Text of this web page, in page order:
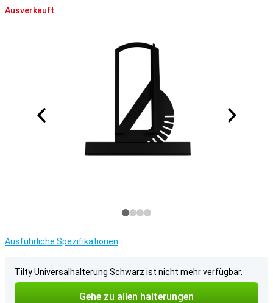
Ausverkauft
Ausführliche Spezifikationen
Tilty Universalhalterung Schwarz ist nicht mehr verfügbar.
Gehe zu allen halterungen